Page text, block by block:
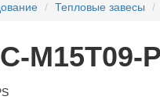
Тепловые завесы
M15T09-